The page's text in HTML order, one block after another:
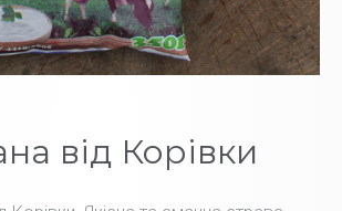
від Корівки